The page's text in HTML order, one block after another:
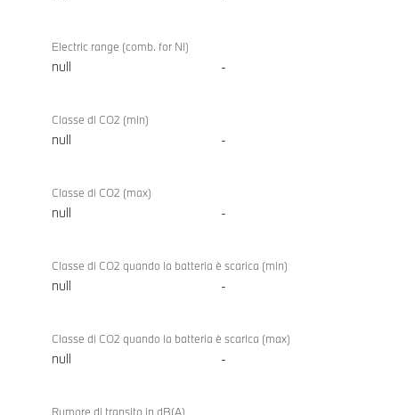
Electric range (comb. for NI)
null -
Classe di CO2 (min)
null -
Classe di CO2 (max)
null -
Classe di CO2 quando la batteria è scarica (min)
null -
Classe di CO2 quando la batteria è scarica (max)
null -
Rumore di transito in dB(A)